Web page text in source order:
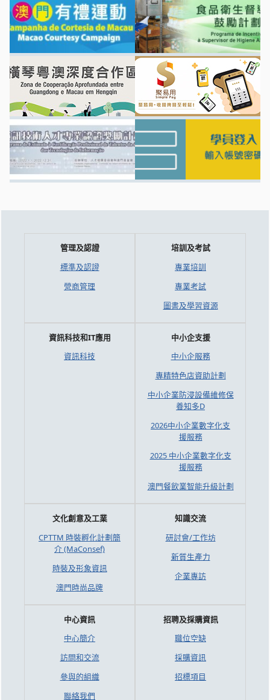
管理及認證
標準及認證
營商管理
培訓及考試
專業培訓
專業考試
圖書及學習資源
資訊科技和IT應用
資訊科技
中小企支援
中小企服務
專精特色店資助計劃
中小企業防浸設備維修保
養知多D
2026中小企業數字化支
援服務
2025 中小企業數字化支
援服務
澳門餐飲業智能升級計劃
文化創意及工業
CPTTM 時裝孵化計劃簡
介 (MaConsef)
時裝及形象資訊
澳門時尚品牌
知識交流
研討會/工作坊
新質生產力
企業專訪
中心資訊
中心簡介
訪問和交流
參與的組織
聯絡我們
招聘及採購資訊
職位空缺
採購資訊
招標項目